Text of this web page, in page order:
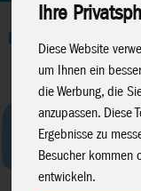
Ihre
Diese Website
um Ihnen ein
die Werbung, die
anzupassen. Diese
Ergebnisse zu
Besucher kommen
entwickeln.
Home > Spielwaren